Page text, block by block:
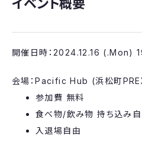
イベント概要
開催日時：2024.12.16 (.Mon)
会場：Pacific Hub (浜松町
​​​​参加費 無料
食べ物/飲み物 持ち込み自
​​​​入退場自由